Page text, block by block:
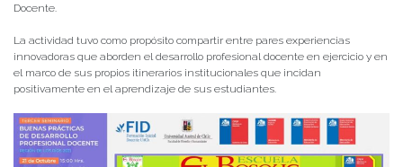
Docente.
La actividad tuvo como propósito compartir entre pares experiencias
innovadoras que aborden el desarrollo profesional docente en ejercicio y en
el marco de sus propios itinerarios institucionales que incidan
positivamente en el aprendizaje de sus estudiantes.